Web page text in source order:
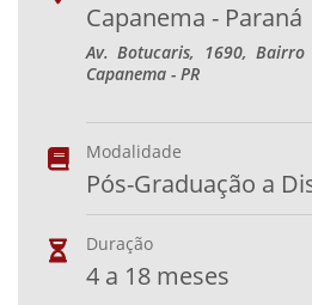
Capanema - Paraná
Av. Botucaris, 1690, Bairro
Capanema - PR
Modalidade
Pós-Graduação a
Duração
4 a 18 meses